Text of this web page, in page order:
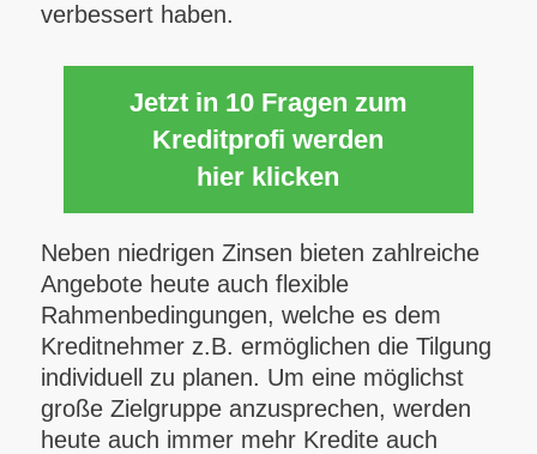
verbessert haben.
Jetzt in 10 Fragen zum
Kreditprofi werden
hier klicken
Neben niedrigen Zinsen bieten zahlreiche
Angebote heute auch flexible
Rahmenbedingungen, welche es dem
Kreditnehmer z.B. ermöglichen die Tilgung
individuell zu planen. Um eine möglichst
große Zielgruppe anzusprechen, werden
heute auch immer mehr Kredite auch